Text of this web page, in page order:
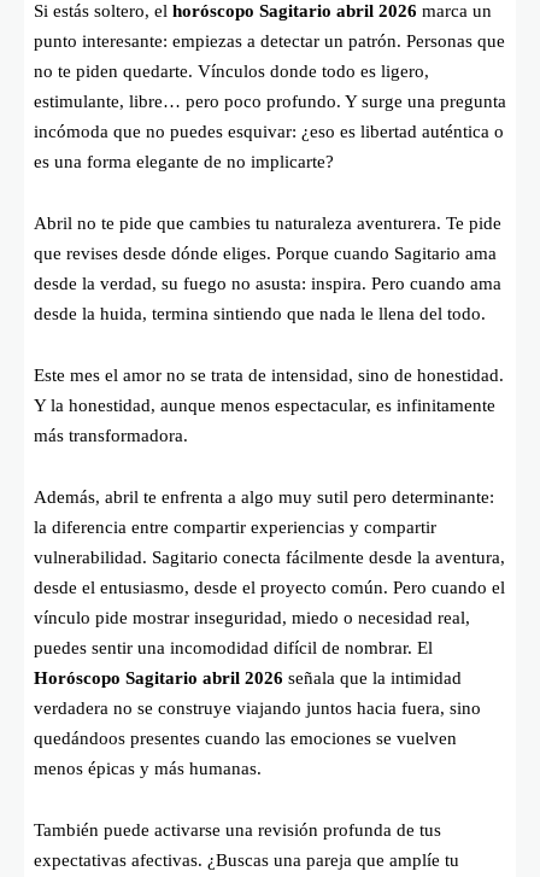
Si estás soltero, el horóscopo Sagitario abril 2026 marca un
punto interesante: empiezas a detectar un patrón. Personas que
no te piden quedarte. Vínculos donde todo es ligero,
estimulante, libre… pero poco profundo. Y surge una pregunta
incómoda que no puedes esquivar: ¿eso es libertad auténtica o
es una forma elegante de no implicarte?
Abril no te pide que cambies tu naturaleza aventurera. Te pide
que revises desde dónde eliges. Porque cuando Sagitario ama
desde la verdad, su fuego no asusta: inspira. Pero cuando ama
desde la huida, termina sintiendo que nada le llena del todo.
Este mes el amor no se trata de intensidad, sino de honestidad.
Y la honestidad, aunque menos espectacular, es infinitamente
más transformadora.
Además, abril te enfrenta a algo muy sutil pero determinante:
la diferencia entre compartir experiencias y compartir
vulnerabilidad. Sagitario conecta fácilmente desde la aventura,
desde el entusiasmo, desde el proyecto común. Pero cuando el
vínculo pide mostrar inseguridad, miedo o necesidad real,
puedes sentir una incomodidad difícil de nombrar. El
Horóscopo Sagitario abril 2026 señala que la intimidad
verdadera no se construye viajando juntos hacia fuera, sino
quedándoos presentes cuando las emociones se vuelven
menos épicas y más humanas.
También puede activarse una revisión profunda de tus
expectativas afectivas. ¿Buscas una pareja que amplíe tu